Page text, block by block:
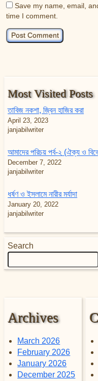
Save my name, email,
time I comment.
Most Visited Posts
তাবিজ নকশা, জ্বিন হাজির করা
April 23, 2023
janjabilwriter
আমাদের পরিচয় পর্ব-২ (ঐক্য ও
December 7, 2022
janjabilwriter
ধর্ষণ ও ইসলামে নারীর মর্যাদা
January 20, 2022
janjabilwriter
Search
Archives
March 2026
February 2026
January 2026
December 2025